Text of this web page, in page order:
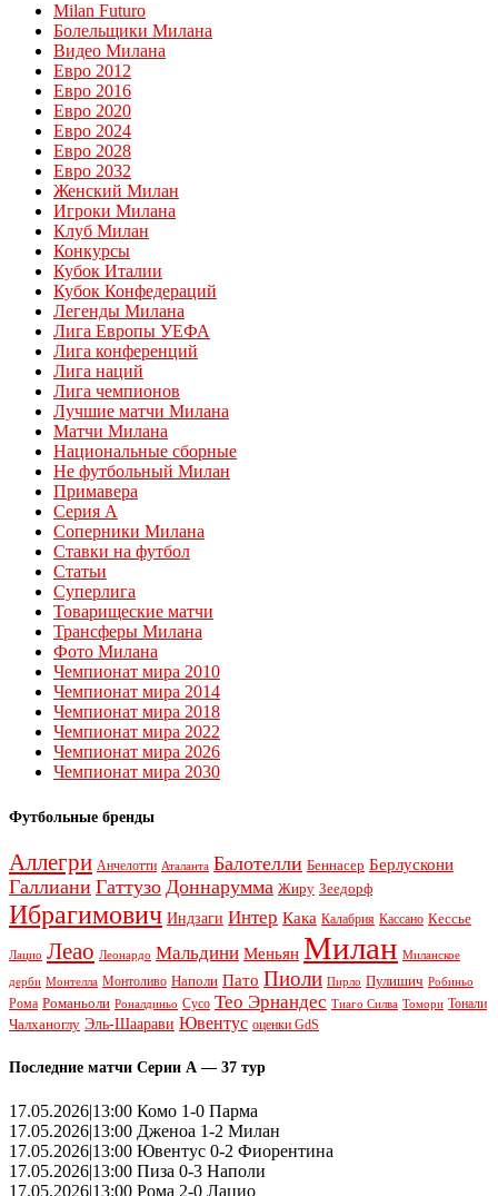
Milan Futuro
Болельщики Милана
Видео Милана
Евро 2012
Евро 2016
Евро 2020
Евро 2024
Евро 2028
Евро 2032
Женский Милан
Игроки Милана
Клуб Милан
Конкурсы
Кубок Италии
Кубок Конфедераций
Легенды Милана
Лига Европы УЕФА
Лига конференций
Лига наций
Лига чемпионов
Лучшие матчи Милана
Матчи Милана
Национальные сборные
Не футбольный Милан
Примавера
Серия А
Соперники Милана
Ставки на футбол
Статьи
Суперлига
Товарищеские матчи
Трансферы Милана
Фото Милана
Чемпионат мира 2010
Чемпионат мира 2014
Чемпионат мира 2018
Чемпионат мира 2022
Чемпионат мира 2026
Чемпионат мира 2030
Футбольные бренды
Аллегри Анчелотти Аталанта Балотелли Беннасер Берлускони
Галлиани Гаттузо Доннарумма Жиру Зеедорф
Ибрагимович Индзаги Интер Кака Калабрия Кассано Кессье
Лацио Леао Леонардо Мальдини Меньян Милан Миланское
дерби Монтелла Монтоливо Наполи Пато Пиоли Пирло Пулишич Робиньо
Рома Романьоли Роналдиньо Сусо Тео Эрнандес Тиаго Силва Томори Тонали
Чалханоглу Эль-Шаарави Ювентус оценки GdS
Последние матчи Серии А — 37 тур
17.05.2026|13:00 Комо 1-0 Парма
17.05.2026|13:00 Дженоа 1-2 Милан
17.05.2026|13:00 Ювентус 0-2 Фиорентина
17.05.2026|13:00 Пиза 0-3 Наполи
17.05.2026|13:00 Рома 2-0 Лацио